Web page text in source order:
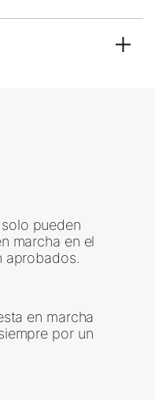
pueden
marcha en el
aprobados.
en marcha
por un